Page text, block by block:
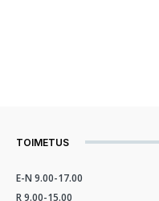
TOIMETUS
E-N 9.00-17.00
R 9.00-15.00